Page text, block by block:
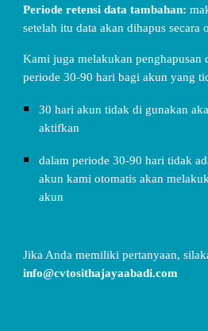
Periode retensi data tambahan:
setelah itu data akan dihapus secara
Kami juga melakukan penghapusan
periode 30-90 hari bagi akun yang
30 hari akun tidak di gunakan
aktifkan
dalam periode 30-90 hari tidak
akun kami otomatis akan
akun
Jika Anda memiliki pertanyaan,
info@cvtosithajayaabadi.com